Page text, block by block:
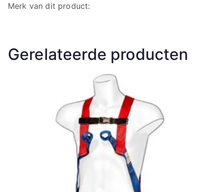
Merk van dit product:
Gerelateerde producten